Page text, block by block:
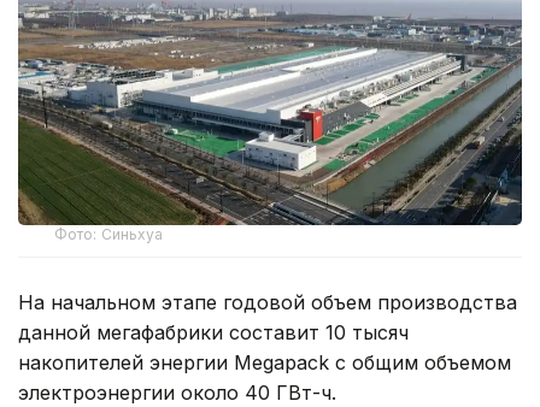
Фото: Синьхуа
На начальном этапе годовой объем производства
данной мегафабрики составит 10 тысяч
накопителей энергии Megapack с общим объемом
электроэнергии около 40 ГВт-ч.